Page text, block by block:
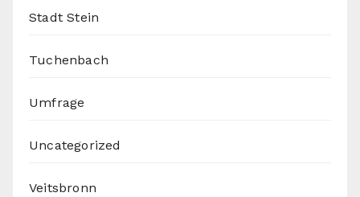
Stadt Stein
Tuchenbach
Umfrage
Uncategorized
Veitsbronn